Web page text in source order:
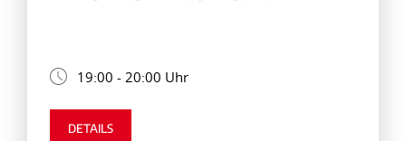
19:00 - 20:00 Uhr
DETAILS